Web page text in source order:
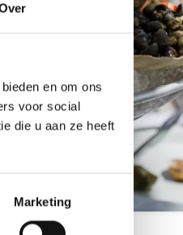
en om ons
voor social
die u aan ze heeft
Marketing